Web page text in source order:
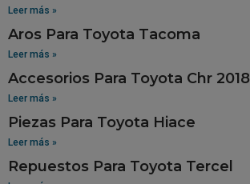
Leer más »
Aros Para Toyota Tacoma
Leer más »
Accesorios Para Toyota Chr 2018
Leer más »
Piezas Para Toyota Hiace
Leer más »
Repuestos Para Toyota Tercel